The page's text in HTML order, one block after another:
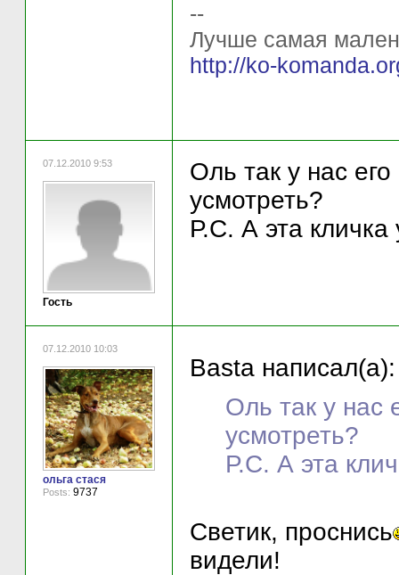
--
Лучше самая
http://ko-
07.12.2010 9:53
Гость
Оль так у нас
усмотреть?
Р.С. А эта кличка
07.12.2010 10:03
ольга стася
Posts: 9737
Basta написал(а):
Оль так у нас
усмотреть?
Р.С. А эта
Светик, проснись
видели!